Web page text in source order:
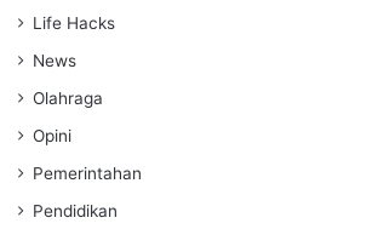
Life Hacks
News
Olahraga
Opini
Pemerintahan
Pendidikan